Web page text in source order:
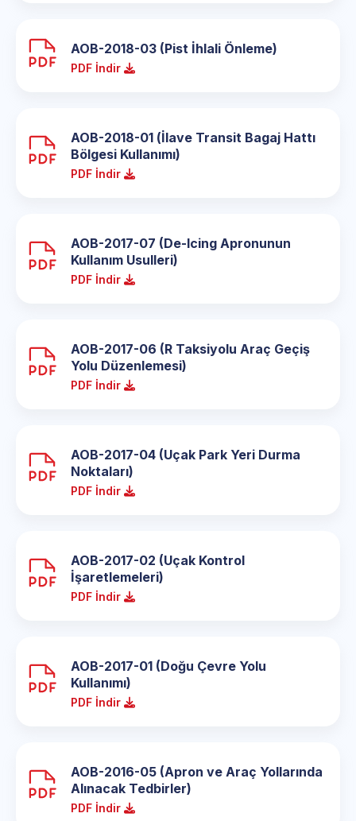
AOB-2018-03 (Pist İhlali Önleme)
PDF İndir
AOB-2018-01 (İlave Transit Bagaj Hattı
Bölgesi Kullanımı)
PDF İndir
AOB-2017-07 (De-Icing Apronunun
Kullanım Usulleri)
PDF İndir
AOB-2017-06 (R Taksiyolu Araç Geçiş
Yolu Düzenlemesi)
PDF İndir
AOB-2017-04 (Uçak Park Yeri Durma
Noktaları)
PDF İndir
AOB-2017-02 (Uçak Kontrol
İşaretlemeleri)
PDF İndir
AOB-2017-01 (Doğu Çevre Yolu
Kullanımı)
PDF İndir
AOB-2016-05 (Apron ve Araç Yollarında
Alınacak Tedbirler)
PDF İndir